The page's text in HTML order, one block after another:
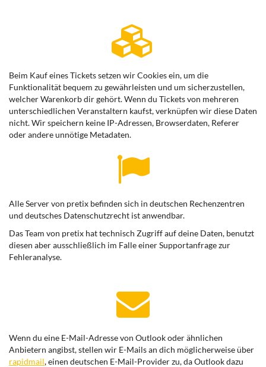
Beim Kauf eines Tickets setzen wir Cookies ein, um die
Funktionalität bequem zu gewährleisten und um sicherzustellen,
welcher Warenkorb dir gehört. Wenn du Tickets von mehreren
unterschiedlichen Veranstaltern kaufst, verknüpfen wir diese Daten
nicht. Wir speichern keine IP-Adressen, Browserdaten, Referer
oder andere unnötige Metadaten.
Alle Server von pretix befinden sich in deutschen Rechenzentren
und deutsches Datenschutzrecht ist anwendbar.
Das Team von pretix hat technisch Zugriff auf deine Daten, benutzt
diesen aber ausschließlich im Falle einer Supportanfrage zur
Fehleranalyse.
Wenn du eine E-Mail-Adresse von Outlook oder ähnlichen
Anbietern angibst, stellen wir E-Mails an dich möglicherweise über
rapidmail, einen deutschen E-Mail-Provider zu, da Outlook dazu